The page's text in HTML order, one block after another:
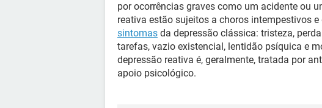
por ocorrências graves como um acidente ou
reativa estão sujeitos a choros intempestivos
sintomas da depressão clássica: tristeza,
tarefas, vazio existencial, lentidão psíquica e
depressão reativa é, geralmente, tratada por
apoio psicológico.